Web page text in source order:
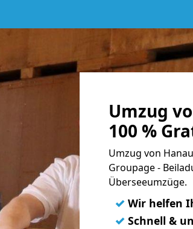
Umzug
100 %
Umzug von
Groupage -
Überseeumzüge.
✓ Wir helfen
✓ Schnell &